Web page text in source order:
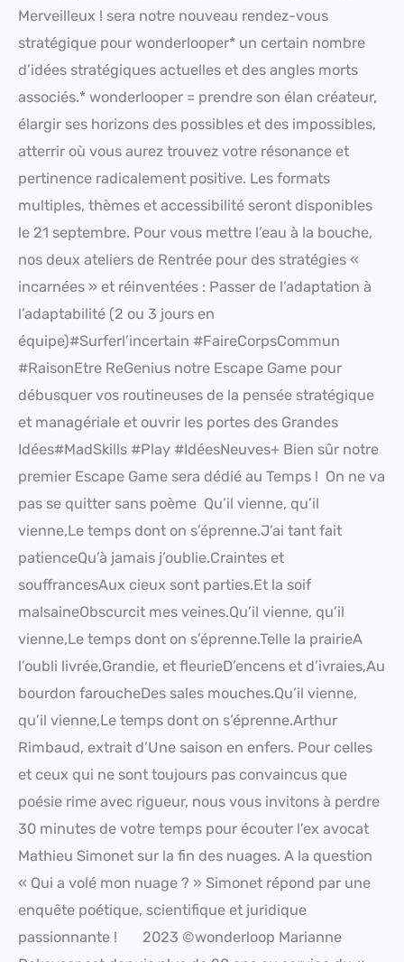
Merveilleux ! sera notre nouveau rendez-vous
stratégique pour wonderlooper* un certain nombre
d’idées stratégiques actuelles et des angles morts
associés.* wonderlooper = prendre son élan créateur,
élargir ses horizons des possibles et des impossibles,
atterrir où vous aurez trouvez votre résonance et
pertinence radicalement positive. Les formats
multiples, thèmes et accessibilité seront disponibles
le 21 septembre. Pour vous mettre l’eau à la bouche,
nos deux ateliers de Rentrée pour des stratégies «
incarnées » et réinventées : Passer de l’adaptation à
l’adaptabilité (2 ou 3 jours en
équipe)#Surferl’incertain #FaireCorpsCommun
#RaisonEtre ReGenius notre Escape Game pour
débusquer vos routineuses de la pensée stratégique
et managériale et ouvrir les portes des Grandes
Idées#MadSkills #Play #IdéesNeuves+ Bien sûr notre
premier Escape Game sera dédié au Temps ! On ne va
pas se quitter sans poème Qu’il vienne, qu’il
vienne,Le temps dont on s’éprenne.J’ai tant fait
patienceQu’à jamais j’oublie.Craintes et
souffrancesAux cieux sont parties.Et la soif
malsaineObscurcit mes veines.Qu’il vienne, qu’il
vienne,Le temps dont on s’éprenne.Telle la prairieA
l’oubli livrée,Grandie, et fleurieD’encens et d’ivraies,Au
bourdon faroucheDes sales mouches.Qu’il vienne,
qu’il vienne,Le temps dont on s’éprenne.​​​​​​​Arthur
Rimbaud, extrait d’Une saison en enfers. Pour celles
et ceux qui ne sont toujours pas convaincus que
poésie rime avec rigueur, nous vous invitons à perdre
30 minutes de votre temps pour écouter l’ex avocat
Mathieu Simonet sur la fin des nuages. A la question
« Qui a volé mon nuage ? » Simonet répond par une
enquête poétique, scientifique et juridique
passionnante ! 2023 ©wonderloop Marianne